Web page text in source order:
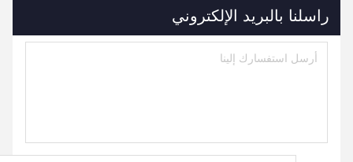
راسلنا بالبريد الإلكتروني